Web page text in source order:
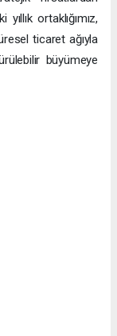
ortaklığımız,
ticaret ağıyla
büyümeye